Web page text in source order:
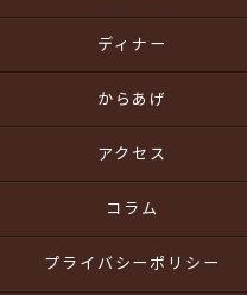
ディナー
からあげ
アクセス
コラム
プライバシーポリシー